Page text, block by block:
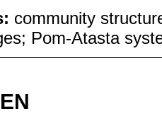
community
Pom-Atasta